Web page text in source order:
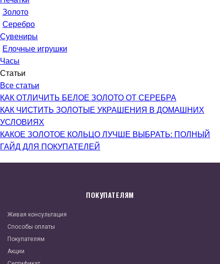
Золото
Серебро
Сувениры
Елочные игрушки
Часы
Статьи
Все статьи
КАК ОТЛИЧИТЬ БЕЛОЕ ЗОЛОТО ОТ СЕРЕБРА
КАК ЧИСТИТЬ ЗОЛОТЫЕ УКРАШЕНИЯ В ДОМАШНИХ
УСЛОВИЯХ
КАКОЕ ЗОЛОТОЕ КОЛЬЦО ЛУЧШЕ ВЫБРАТЬ: ПОЛНЫЙ
ГАЙД ДЛЯ ПОКУПАТЕЛЕЙ
ПОКУПАТЕЛЯМ
Живая консультация
Способы оплаты
Покупателям
Акции